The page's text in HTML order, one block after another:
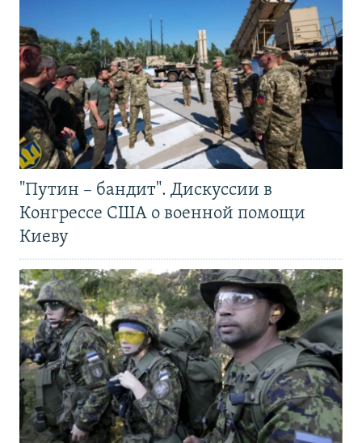
"Путин – бандит". Дискуссии в
Конгрессе США о военной помощи
Киеву